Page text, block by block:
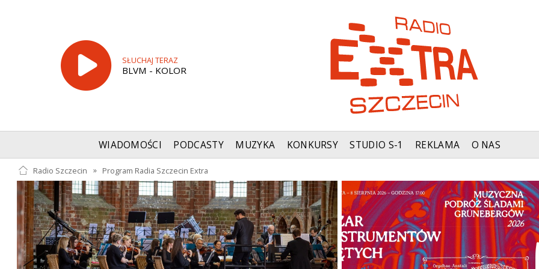
SŁUCHAJ TERAZ
BLVM - KOLOR
WIADOMOŚCI PODCASTY MUZYKA KONKURSY STUDIO S-1 REKLAMA O NAS
Radio Szczecin » Program Radia Szczecin Extra